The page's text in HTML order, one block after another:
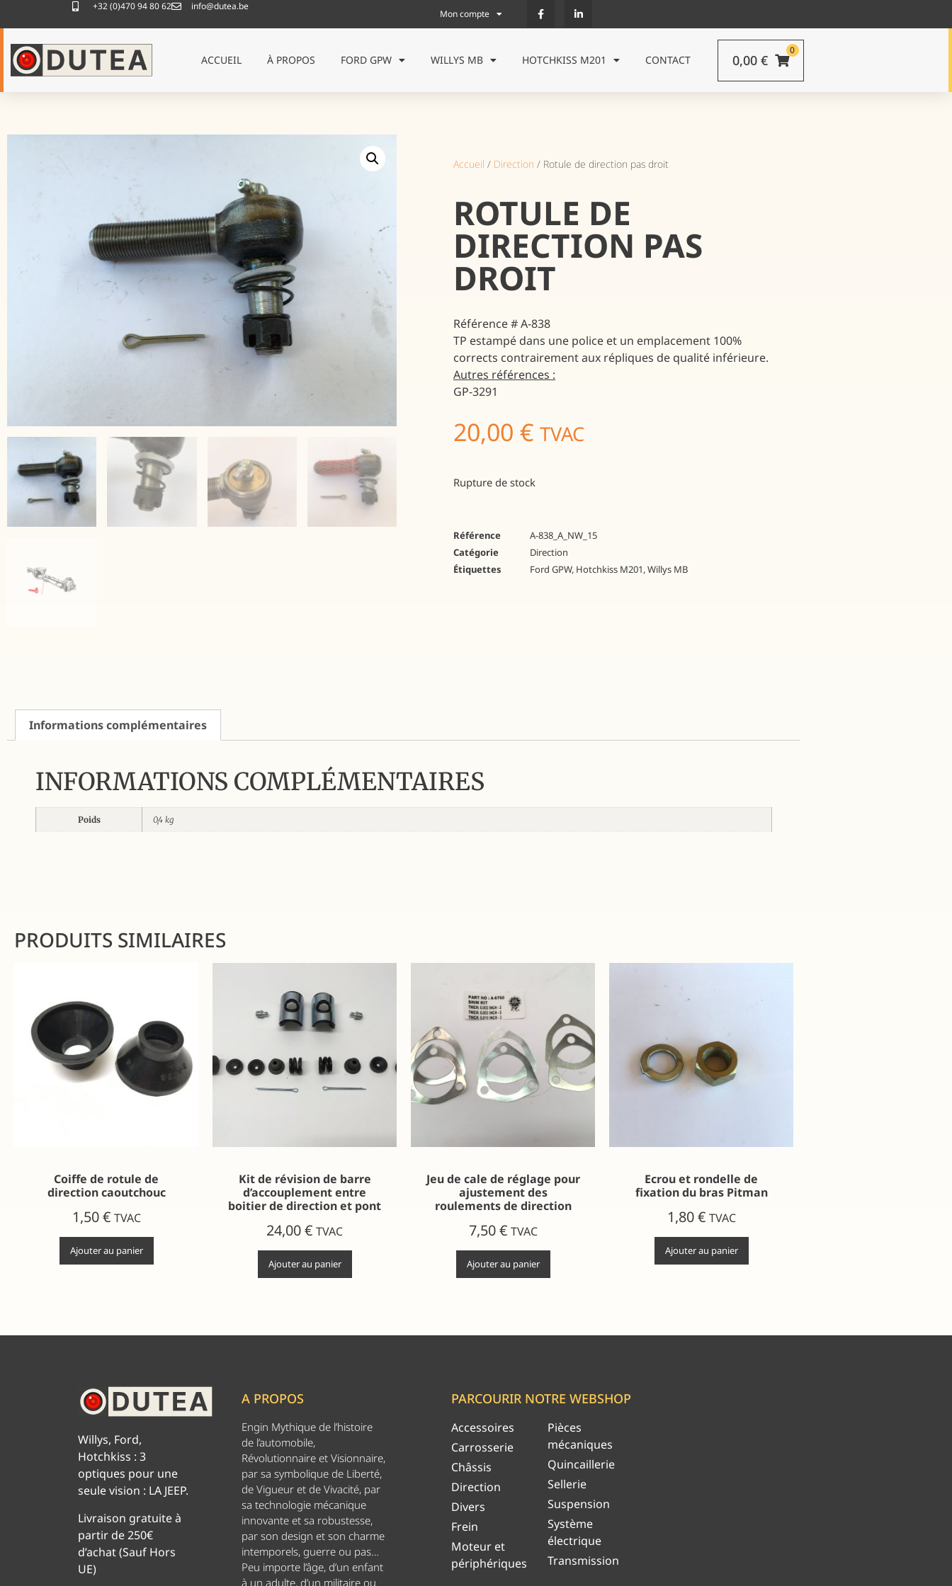
+32 (0)470 94 80 62 info@dutea.be
Mon compte
ACCUEIL À PROPOS FORD GPW WILLYS MB HOTCHKISS M201 CONTACT
0
0,00 €
Accueil / Direction / Rotule de direction pas droit
ROTULE DE
DIRECTION PAS
DROIT
Référence# A-838
TP estampé dans une police et un emplacement 100%
corrects contrairement aux répliques de qualité inférieure.
Autres références :
GP-3291
20,00 € TVAC
Rupture de stock
Référence
A-838_A_NW_15
Catégorie
Direction
Étiquettes
Ford GPW, Hotchkiss M201,Willys MB
Informations complémentaires
INFORMATIONS COMPLÉMENTAIRES
Poids 0,4 kg
PRODUITS SIMILAIRES
Coiffe de rotule de
direction caoutchouc
1,50€ TVAC
Ajouter au panier
Kit de révision de barre
d’accouplement entre
boitier de direction et pont
24,00€ TVAC
Ajouter au panier
Jeu de cale de réglage pour
ajustement des
roulements de direction
7,50€ TVAC
Ajouter au panier
Ecrou et rondelle de
fixation du bras Pitman
1,80€ TVAC
Ajouter au panier
Willys, Ford,
Hotchkiss : 3
optiques pour une
seule vision : LA JEEP.
Livraison gratuite à
partir de 250€
d’achat (Sauf Hors
UE)
A PROPOS
Engin Mythique de l’histoire
de l’automobile,
Révolutionnaire et Visionnaire,
par sa symbolique de Liberté,
de Vigueur et de Vivacité, par
sa technologie mécanique
innovante et sa robustesse,
par son design et son charme
intemporels, guerre ou pas…
Peu importe l’âge, d’un enfant
à un adulte, d’un militaire ou
PARCOURIR NOTRE WEBSHOP
Accessoires
Carrosserie
Châssis
Direction
Divers
Frein
Moteur et
périphériques
Pièces
mécaniques
Quincaillerie
Sellerie
Suspension
Système
électrique
Transmission